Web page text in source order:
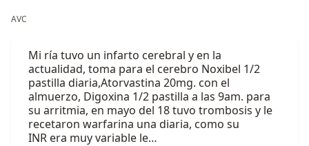
AVC
Mi ría tuvo un infarto cerebral y en la
actualidad, toma para el cerebro Noxibel 1/2
pastilla diaria,Atorvastina 20mg. con el
almuerzo, Digoxina 1/2 pastilla a las 9am. para
su arritmia, en mayo del 18 tuvo trombosis y le
recetaron warfarina una diaria, como su
INR era muy variable le…